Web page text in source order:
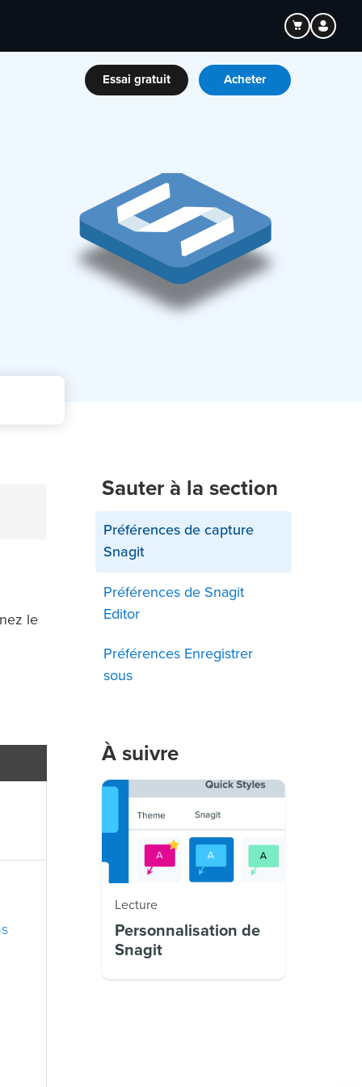
Essai gratuit Acheter
le
Sauter à la section
Préférences de capture
Snagit
Préférences de Snagit
Editor
Préférences Enregistrer
sous
À suivre
Lecture
Personnalisation de
Snagit